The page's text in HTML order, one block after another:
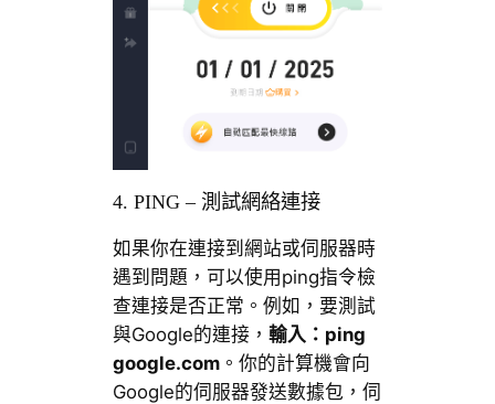
4. PING – 測試網絡連接
如果你在連接到網站或伺服器時
遇到問題，可以使用ping指令檢
查連接是否正常。例如，要測試
與Google的連接， 輸入： ping
google.com。你的計算機會向
Google的伺服器發送數據包，伺